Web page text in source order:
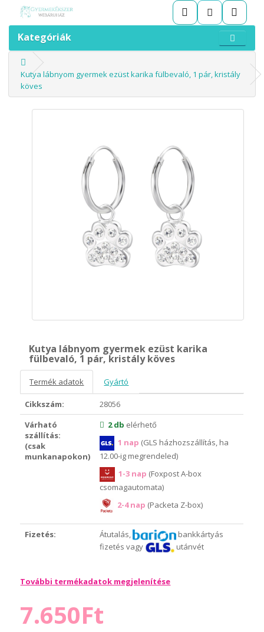
Kategóriák
Kutya lábnyom gyermek ezüst karika fülbevaló, 1 pár, kristály
köves
Kutya lábnyom gyermek ezüst karika
fülbevaló, 1 pár, kristály köves
Termék adatok Gyártó
Cikkszám:
28056
Várható
szállítás:
(csak
munkanapokon)
2 db elérhető
1 nap (GLS házhozszállítás, ha
12.00-ig megrendeled)
1-3 nap (Foxpost A-box
csomagautomata)
2-4 nap (Packeta Z-box)
Fizetés: Átutalás,
bankkártyás
fizetés vagy
utánvét
További termékadatok megjelenítése
7.650Ft